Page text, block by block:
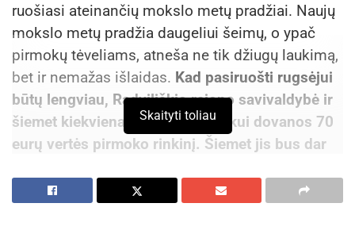
ruošiasi ateinančių mokslo metų pradžiai. Naujų
mokslo metų pradžia daugeliui šeimų, o ypač
pirmokų tėveliams, atneša ne tik džiugų laukimą,
bet ir nemažas išlaidas. Kad pasiruošti rugsėjui
būtų lengviau, Radviliškio rajono savivaldybė ir
šiemet kiekvienam rajono pirmokui dovanos 70
eurų vertės pirmoko rinkinį. Šiemet jis bus dar
kanceliarines priemones, bet ir mokyklose
Skaityti toliau